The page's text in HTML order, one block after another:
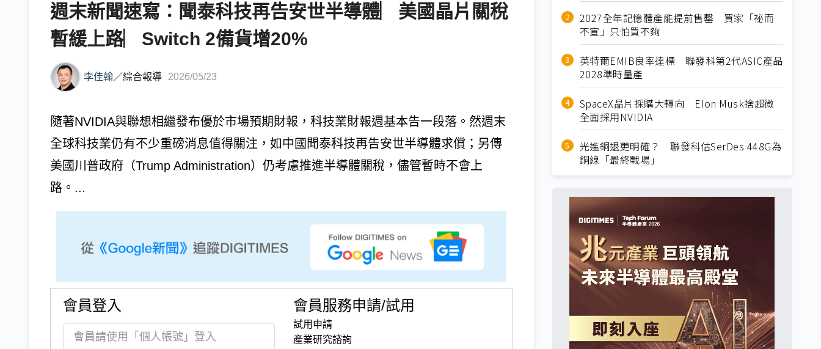
週末新聞速寫：聞泰科技再告安世半導體︳美國晶片關稅
暫緩上路︳Switch 2備貨增20%
李佳翰／綜合報導 2026/05/23
隨著NVIDIA與聯想相繼發布優於市場預期財報，科技業財報週基本告一段落。然週末
全球科技業仍有不少重磅消息值得關注，如中國聞泰科技再告安世半導體求償；另傳
美國川普政府（Trump Administration）仍考慮推進半導體關稅，儘管暫時不會上
路。...
會員登入 會員服務申請/試用
試用申請
產業研究諮詢
2027全年記憶體產能提前售罄 買家「祕而
不宣」只怕買不夠
英特爾EMIB良率達標 聯發科第2代ASIC產品
2028準時量產
SpaceX晶片採購大轉向 Elon Musk捨超微
全面採用NVIDIA
光進銅退更明確？ 聯發科估SerDes 448G為
銅線「最終戰場」